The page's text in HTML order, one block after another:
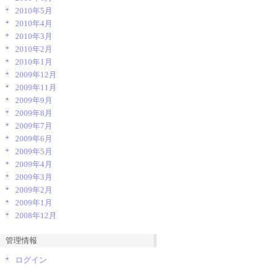
2010年5月
2010年4月
2010年3月
2010年2月
2010年1月
2009年12月
2009年11月
2009年9月
2009年8月
2009年7月
2009年6月
2009年5月
2009年4月
2009年3月
2009年2月
2009年1月
2008年12月
管理情報
ログイン